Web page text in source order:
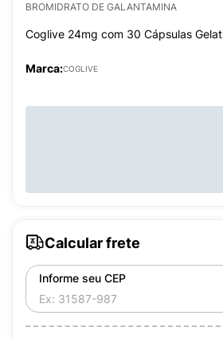
BROMIDRATO DE GALANTAMINA
Coglive 24mg com 30 Cápsulas
Marca:COGLIVE
Calcular frete
Informe seu CEP